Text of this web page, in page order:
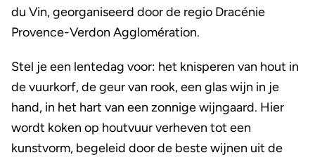
du Vin, georganiseerd door de regio Dracénie
Provence-Verdon Agglomération.
Stel je een lentedag voor: het knisperen van hout in
de vuurkorf, de geur van rook, een glas wijn in je
hand, in het hart van een zonnige wijngaard. Hier
wordt koken op houtvuur verheven tot een
kunstvorm, begeleid door de beste wijnen uit de